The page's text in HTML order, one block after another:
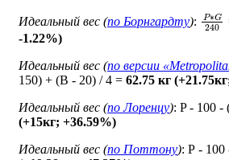
Идеальный вес (по Борнгардту): P∗G
-1.22%)
Идеальный вес (по версии
150) + (B - 20) / 4 = 62.75 кг
Идеальный вес (по Лоренцу): P - 100 -
(+15кг; +36.59%)
Идеальный вес (по Поттону): Р - 100